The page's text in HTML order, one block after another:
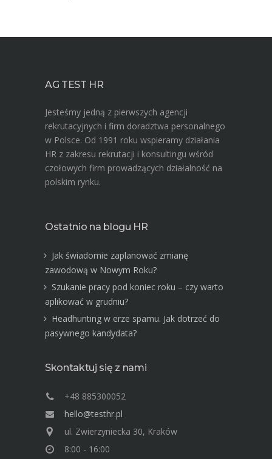
AG TEST HR
Jesteśmy jedną z pierwszych agencji
rekrutacyjnych i firm doradztwa personalnego
w Polsce. Od 1991 roku wspieramy działania
HR z zakresu rekrutacji i konsultingu wśród
czołowych firm prowadzących działalność na
polskim rynku.
Ostatnio na blogu HR
Jak świadomie zaplanować zmianę
zawodową w Nowym Roku?
Szukanie pracy pod koniec roku – czy warto
aplikować w grudniu?
Headhunting w erze spamu. Jak dotrzeć do
pasywnego kandydata?
Skontaktuj się z nami
+48 885300052
hello@testhr.pl
ul. Zwierzyniecka 30, Kraków
8:00 - 16:00